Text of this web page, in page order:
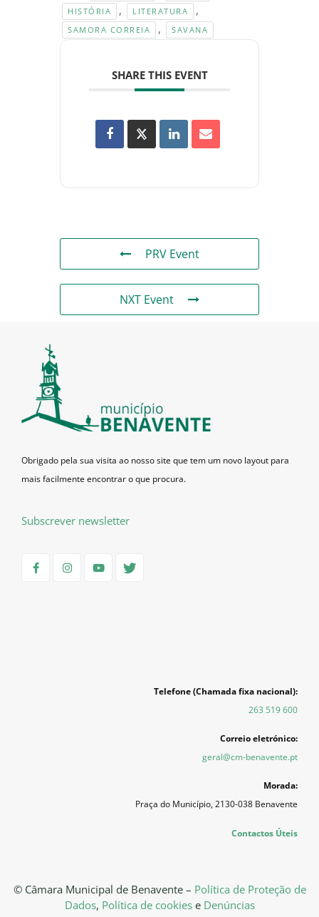
HISTÓRIA , LITERATURA ,
SAMORA CORREIA , SAVANA
SHARE THIS EVENT
PRV Event
NXT Event
Obrigado pela sua visita ao nosso site que tem um novo layout para
mais facilmente encontrar o que procura.
Subscrever newsletter
Telefone (Chamada fixa nacional):
263 519 600
Correio eletrónico:
geral@cm-benavente.pt
Morada:
Praça do Município, 2130-038 Benavente
Contactos Úteis
© Câmara Municipal de Benavente – Política de Proteção de
Dados, Política de cookiese Denúncias